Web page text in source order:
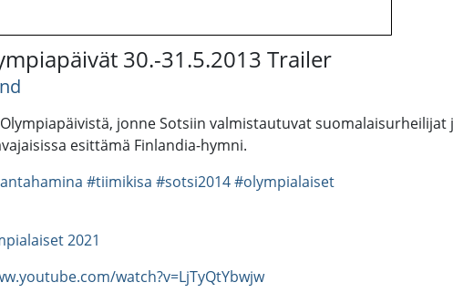
30.-31.5.2013 Trailer
jonne Sotsiin valmistautuvat
esittämä Finlandia-hymni.
#tiimikisa #sotsi2014#olympialaiset
2021
watch?v=LjTyQtYbwjw